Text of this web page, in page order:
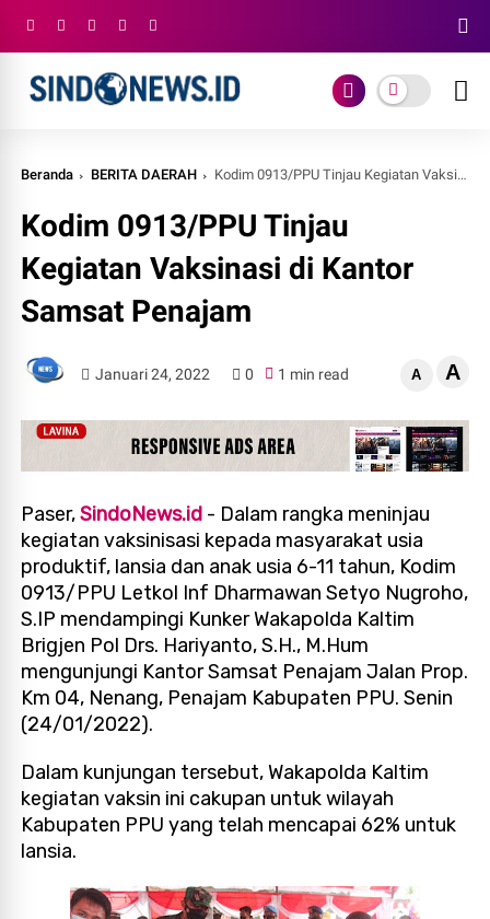
Beranda BERITA DAERAH Kodim 0913/PPU Tinjau Kegiatan Vaksinasi di Kantor Samsat Penajam
Kodim 0913/PPU Tinjau
Kegiatan Vaksinasi di Kantor
Samsat Penajam
Januari 24, 2022 0 1 min read A A
Paser,SindoNews.id - Dalam rangka meninjau
kegiatan vaksinisasi kepada masyarakat usia
produktif, lansia dan anak usia 6-11 tahun, Kodim
0913/PPU Letkol Inf Dharmawan Setyo Nugroho,
S.IP mendampingi Kunker Wakapolda Kaltim
Brigjen Pol Drs. Hariyanto, S.H., M.Hum
mengunjungi Kantor Samsat Penajam Jalan Prop.
Km 04, Nenang, Penajam Kabupaten PPU. Senin
(24/01/2022).
Dalam kunjungan tersebut, Wakapolda Kaltim
kegiatan vaksin ini cakupan untuk wilayah
Kabupaten PPU yang telah mencapai 62% untuk
lansia.